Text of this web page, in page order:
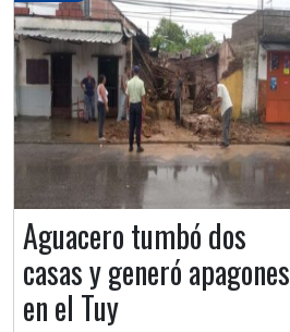
Aguacero tumbó dos
casas y generó apagones
en el Tuy